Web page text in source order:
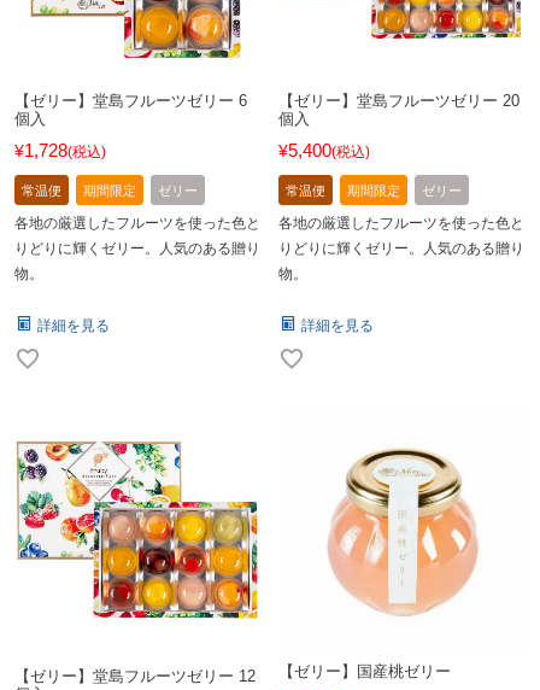
【ゼリー】堂島フルーツゼリー 6
個入
¥1,728 税込
常温便 期間限定 ゼリー
各地の厳選したフルーツを使った色と
りどりに輝くゼリー。人気のある贈り
物。
詳細を見る
【ゼリー】堂島フルーツゼリー 20
個入
¥5,400 税込
常温便 期間限定 ゼリー
各地の厳選したフルーツを使った色と
りどりに輝くゼリー。人気のある贈り
物。
詳細を見る
【ゼリー】堂島フルーツゼリー 12
【ゼリー】国産桃ゼリー